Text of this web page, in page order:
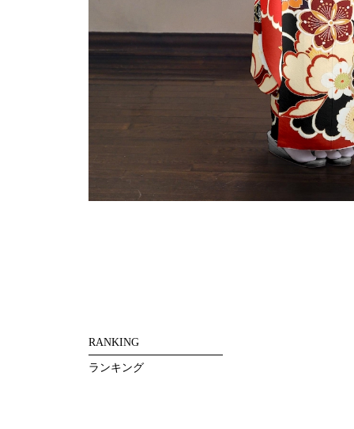
RANKING
ランキング